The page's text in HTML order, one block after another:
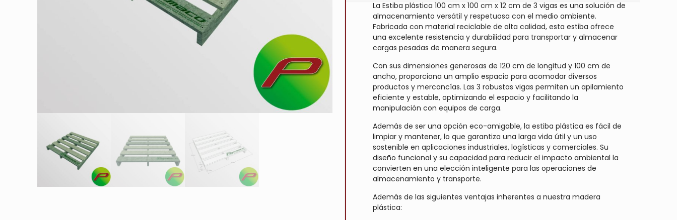
La Estiba plástica 100 cm x 100 cm x 12 cm de 3 vigas es una solución de
almacenamiento versátil y respetuosa con el medio ambiente.
Fabricada con material reciclable de alta calidad, esta estiba ofrece
una excelente resistencia y durabilidad para transportar y almacenar
cargas pesadas de manera segura.
Con sus dimensiones generosas de 120 cm de longitud y 100 cm de
ancho, proporciona un amplio espacio para acomodar diversos
productos y mercancías. Las 3 robustas vigas permiten un apilamiento
eficiente y estable, optimizando el espacio y facilitando la
manipulación con equipos de carga.
Además de ser una opción eco-amigable, la estiba plástica es fácil de
limpiar y mantener, lo que garantiza una larga vida útil y un uso
sostenible en aplicaciones industriales, logísticas y comerciales. Su
diseño funcional y su capacidad para reducir el impacto ambiental la
convierten en una elección inteligente para las operaciones de
almacenamiento y transporte.
Además de las siguientes ventajas inherentes a nuestra madera
plástica: